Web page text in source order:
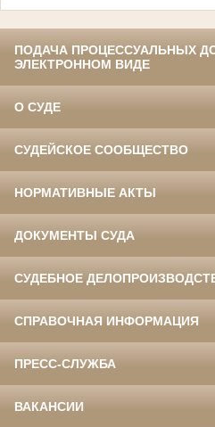
ПОДАЧА ПРОЦЕССУАЛЬНЫХ
ЭЛЕКТРОННОМ ВИДЕ
О СУДЕ
СУДЕЙСКОЕ СООБЩЕСТВО
НОРМАТИВНЫЕ АКТЫ
ДОКУМЕНТЫ СУДА
СУДЕБНОЕ
СПРАВОЧНАЯ ИНФОРМАЦИЯ
ПРЕСС-СЛУЖБА
ВАКАНСИИ